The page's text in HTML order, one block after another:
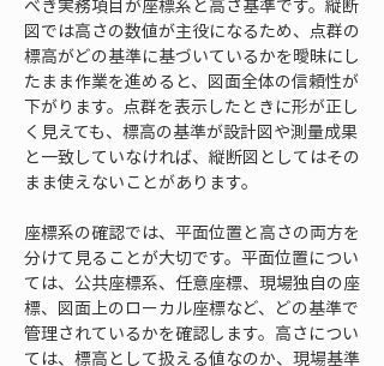
べき実務項目が座標系と高さ基準です。縦断
図では高さの数値が主役になるため、点群の
標高がどの基準に基づいているかを曖昧にし
たまま作業を進めると、図面全体の信頼性が
下がります。点群を表示したときに形が正し
く見えても、標高の基準が設計図や測量成果
と一致していなければ、縦断図としてはその
まま使えないことがあります。
座標系の確認では、平面位置と高さの両方を
分けて見ることが大切です。平面位置につい
ては、公共座標系、任意座標、現場独自の座
標、図面上のローカル座標など、どの基準で
管理されているかを確認します。高さについ
ては、標高として扱える値なのか、現場基準